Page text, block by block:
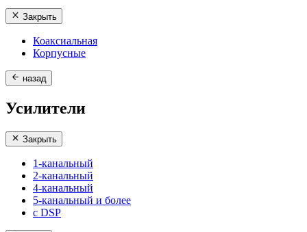
Закрыть
Коаксиальная
Корпусные
назад
Усилители
Закрыть
1-канальный
2-канальный
4-канальный
5-канальный и более
с DSP